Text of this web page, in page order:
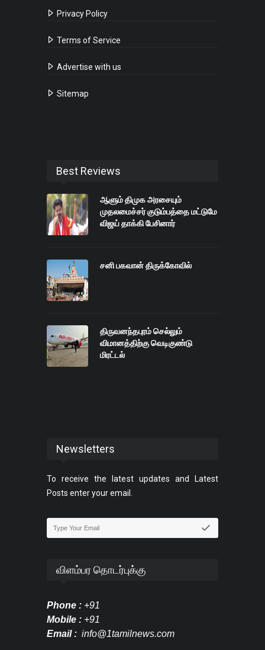
Privacy Policy
Terms of Service
Advertise with us
Sitemap
Best Reviews
ஆளும் திமுக அரசையும்
முதலமைச்சர் குடும்பத்தை மட்டுமே
விஜய் தாக்கி பேசினார்
சனி பகவான் திருக்கோவில்
திருவனந்தபுரம் செல்லும்
விமானத்திற்கு வெடிகுண்டு
மிரட்டல்
Newsletters
To receive the latest updates and Latest
Posts enter your email.
விளம்பர தொடர்புக்கு
Phone : +91
Mobile : +91
Email : info@1tamilnews.com